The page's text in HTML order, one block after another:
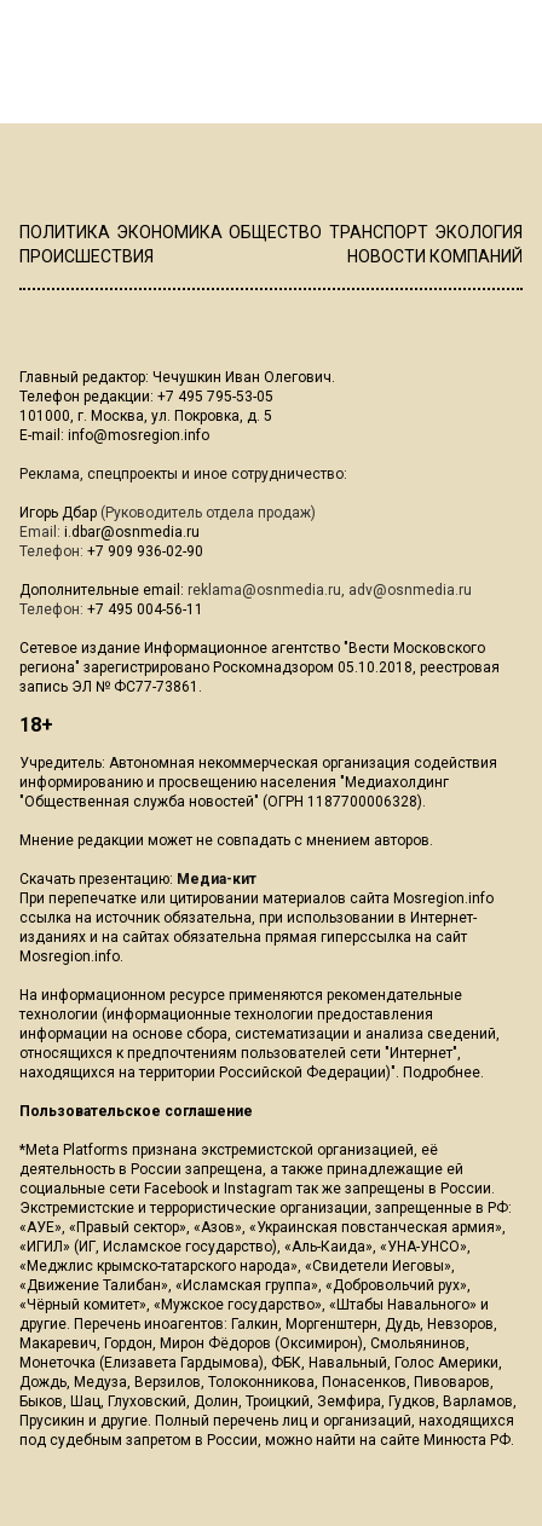
ПОЛИТИКА ЭКОНОМИКА ОБЩЕСТВО ТРАНСПОРТ ЭКОЛОГИЯ
ПРОИСШЕСТВИЯ
НОВОСТИ КОМПАНИЙ
Главный редактор: Чечушкин Иван Олегович.
Телефон редакции: +7 495 795-53-05
101000, г. Москва, ул. Покровка, д. 5
E-mail: info@mosregion.info
Реклама, спецпроекты и иное сотрудничество:
Игорь Дбар (Руководитель отдела продаж)
Email: i.dbar@osnmedia.ru
Телефон: +7 909 936-02-90
Дополнительные email: reklama@osnmedia.ru, adv@osnmedia.ru
Телефон: +7 495 004-56-11
Сетевое издание Информационное агентство "Вести Московского
региона" зарегистрировано Роскомнадзором 05.10.2018, реестровая
запись ЭЛ № ФС77-73861.
18+
Учредитель: Автономная некоммерческая организация содействия
информированию и просвещению населения "Медиахолдинг
"Общественная служба новостей" (ОГРН 1187700006328).
Мнение редакции может не совпадать с мнением авторов.
Скачать презентацию: Медиа-кит
При перепечатке или цитировании материалов сайта Mosregion.info
ссылка на источник обязательна, при использовании в Интернет-
изданиях и на сайтах обязательна прямая гиперссылка на сайт
Mosregion.info.
На информационном ресурсе применяются рекомендательные
технологии (информационные технологии предоставления
информации на основе сбора, систематизации и анализа сведений,
относящихся к предпочтениям пользователей сети "Интернет",
находящихся на территории Российской Федерации)". Подробнее.
Пользовательское соглашение
*Meta Platforms признана экстремистской организацией, её
деятельность в России запрещена, а также принадлежащие ей
социальные сети Facebook и Instagram так же запрещены в России.
Экстремистские и террористические организации, запрещенные в РФ:
«АУЕ», «Правый сектор», «Азов», «Украинская повстанческая армия»,
«ИГИЛ» (ИГ, Исламское государство), «Аль-Каида», «УНА-УНСО»,
«Меджлис крымско-татарского народа», «Свидетели Иеговы»,
«Движение Талибан», «Исламская группа», «Добровольчий рух»,
«Чёрный комитет», «Мужское государство», «Штабы Навального» и
другие. Перечень иноагентов: Галкин, Моргенштерн, Дудь, Невзоров,
Макаревич, Гордон, Мирон Фёдоров (Оксимирон), Смольянинов,
Монеточка (Елизавета Гардымова), ФБК, Навальный, Голос Америки,
Дождь, Медуза, Верзилов, Толоконникова, Понасенков, Пивоваров,
Быков, Шац, Глуховский, Долин, Троицкий, Земфира, Гудков, Варламов,
Прусикин и другие. Полный перечень лиц и организаций, находящихся
под судебным запретом в России, можно найти на сайте Минюста РФ.